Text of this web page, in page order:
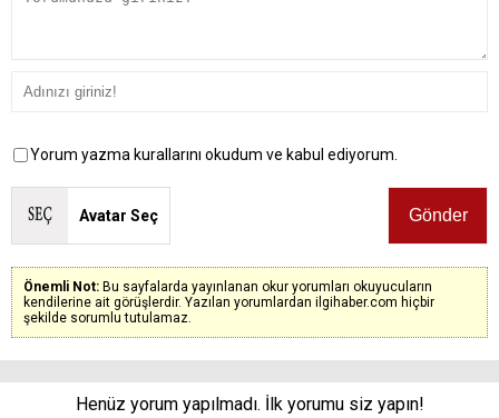
Yorum yazma kurallarını okudum ve kabul ediyorum.
Avatar Seç
Önemli Not: Bu sayfalarda yayınlanan okur yorumları okuyucuların
kendilerine ait görüşlerdir. Yazılan yorumlardan ilgihaber.com hiçbir
şekilde sorumlu tutulamaz.
Henüz yorum yapılmadı. İlk yorumu siz yapın!